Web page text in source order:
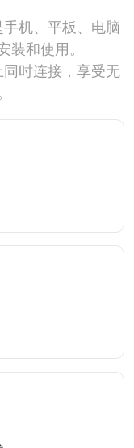
机、平板、电脑
和使用。
时连接，享受无